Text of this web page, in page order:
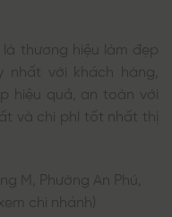
là thương hiệu làm đẹp
nhất với khách hàng,
hiệu quả, an toàn với
và chi phí tốt nhất thị
M, Phường An Phú,
chi nhánh)